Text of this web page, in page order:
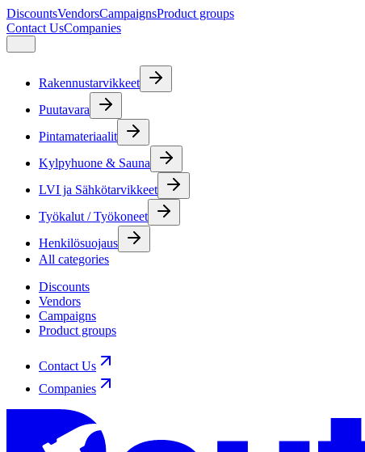
DiscountsVendorsCampaignsProduct groups
Contact UsCompanies
Rakennustarvikkeet
Puutavara
Pintamateriaalit
Kylpyhuone & Sauna
LVI ja Sähkötarvikkeet
Työkalut / Työkoneet
Henkilösuojaus
All categories
Discounts
Vendors
Campaigns
Product groups
Contact Us
Companies